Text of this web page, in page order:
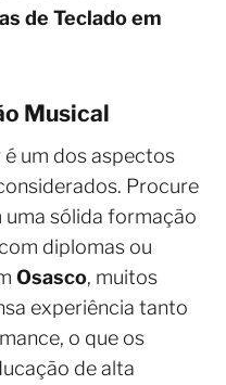
de Teclado em
Musical
um dos aspectos
Procure
sólida formação
diplomas ou
Osasco, muitos
experiência tanto
o que os
de alta